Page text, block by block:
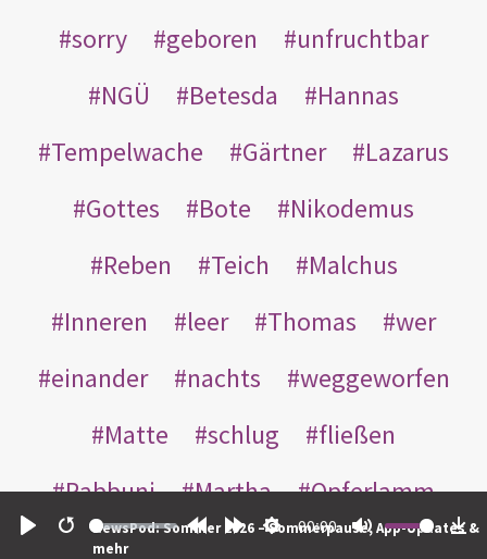
Restart
00:00
NewsPod: Sommer 2026 – Sommerpause, App-Updates &
mehr
sorry
geboren
unfruchtbar
NGÜ
Betesda
Hannas
Tempelwache
Gärtner
Lazarus
Gottes
Bote
Nikodemus
Reben
Teich
Malchus
Inneren
leer Thomas
wer
einander
nachts
weggeworfen
Matte
schlug
fließen
Rabbuni
Martha
Opferlamm
gewaschen
jüdischen